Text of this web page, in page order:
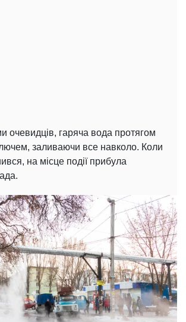
очевидців, гаряча вода протягом
заливаючи все навколо. Коли
на місце події прибула